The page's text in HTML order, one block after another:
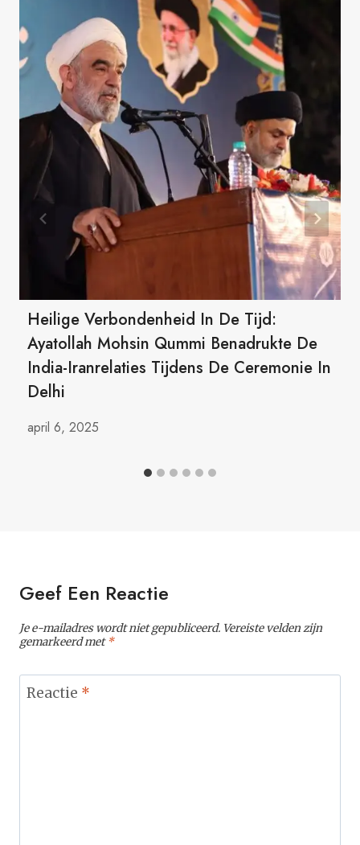
Heilige Verbondenheid In De Tijd:
Ayatollah Mohsin Qummi Benadrukte De
India-Iranrelaties Tijdens De Ceremonie In
Delhi
april 6, 2025
Geef Een Reactie
Je e-mailadres wordt niet gepubliceerd. Vereiste velden zijn
gemarkeerd met*
Reactie *